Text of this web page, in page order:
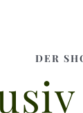
DER